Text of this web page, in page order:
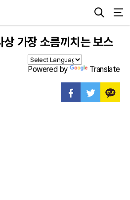
가장 소름끼치는 보스
Powered by Translate